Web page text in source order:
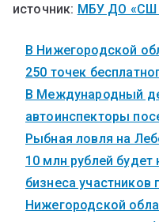
источник: МБУ ДО «СШ
В Нижегородской
250 точек
В Международный
автоинспекторы
Рыбная ловля на
10 млн рублей
бизнеса участников
Нижегородской